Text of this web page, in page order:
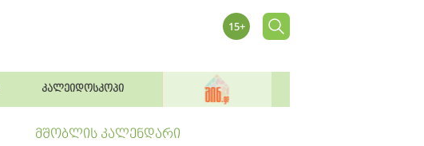
კალეიდოსკოპი
მშობლის კალენდარი